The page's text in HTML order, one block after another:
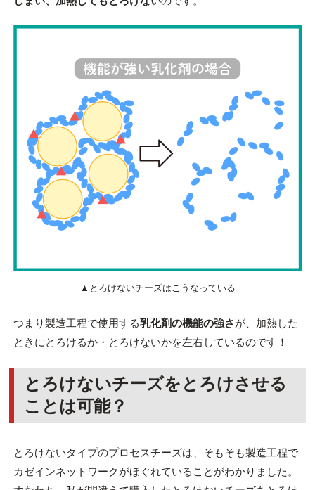
▲とろけないチーズはこうなっている
つまり製造工程で使用する乳化剤の機能の強さが、加熱した
ときにとろけるか・とろけないかを左右しているのです！
とろけないチーズをとろけさせる
ことは可能？
とろけないタイプのプロセスチーズは、そもそも製造工程で
カゼインネットワークがほぐれていることがわかりました。